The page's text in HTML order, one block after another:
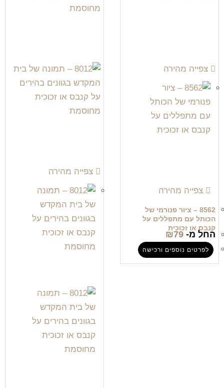
צפייה מהירה
צפייה מהירה
8562 – ציור פנורמי של
הכותל עם מתפללים על
קנבס או זכוכית
החל מ- ₪79
לפרטים נוספים ורכישה
צפייה מהירה